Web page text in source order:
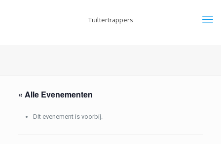
Tuiltertrappers
« Alle Evenementen
Dit evenement is voorbij.